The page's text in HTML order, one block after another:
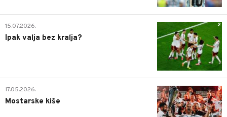
2
15.07.2026.
Ipak valja bez kralja?
0
17.05.2026.
Mostarske kiše